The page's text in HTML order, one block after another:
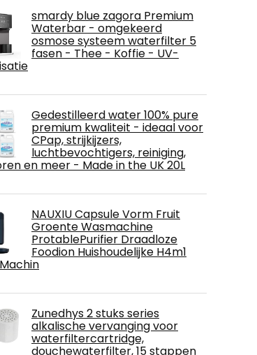
smardy blue zagora Premium
Waterbar - omgekeerd
osmose systeem waterfilter 5
fasen - Thee - Koffie - UV-
Gedestilleerd water 100% pure
premium kwaliteit - ideaal voor
CPap, strijkijzers,
luchtbevochtigers, reiniging,
en meer - Made in the UK 20L
NAUXIU Capsule Vorm Fruit
Groente Wasmachine
ProtablePurifier Draadloze
Foodion Huishoudelijke H4m1
Zunedhys 2 stuks series
alkalische vervanging voor
waterfiltercartridge,
douchewaterfilter, 15 stappen